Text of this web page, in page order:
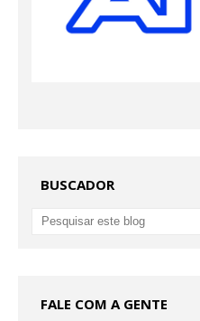
BUSCADOR
FALE COM A GENTE